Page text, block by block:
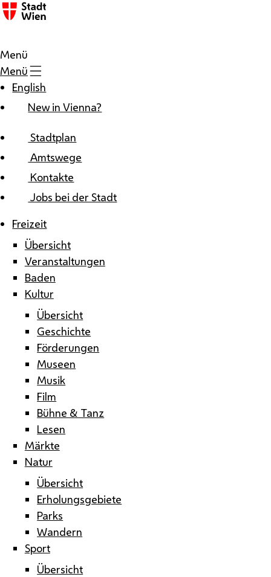
Zum Inhalt
Menü
Menü
English
New in Vienna?
Stadtplan
Amtswege
Kontakte
Jobs bei der Stadt
Freizeit
Übersicht
Veranstaltungen
Baden
Kultur
Übersicht
Geschichte
Förderungen
Museen
Musik
Film
Bühne & Tanz
Lesen
Märkte
Natur
Übersicht
Erholungsgebiete
Parks
Wandern
Sport
Übersicht